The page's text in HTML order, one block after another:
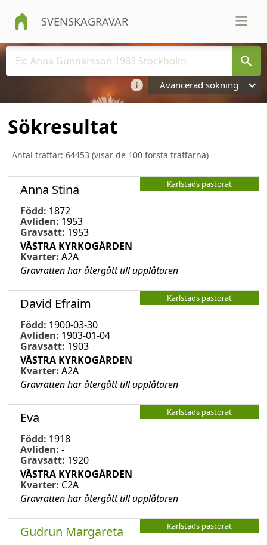
SVENSKAGRAVAR
Avancerad sökning
Sökresultat
Antal träffar: 64453 (visar de 100 första träffarna)
Karlstads pastorat
Anna Stina
Född: 1872
Avliden: 1953
Gravsatt: 1953
VÄSTRA KYRKOGÅRDEN
Kvarter: A2A
Gravrätten har återgått till upplåtaren
Karlstads pastorat
David Efraim
Född: 1900-03-30
Avliden: 1903-01-04
Gravsatt: 1903
VÄSTRA KYRKOGÅRDEN
Kvarter: A2A
Gravrätten har återgått till upplåtaren
Karlstads pastorat
Eva
Född: 1918
Avliden: -
Gravsatt: 1920
VÄSTRA KYRKOGÅRDEN
Kvarter: C2A
Gravrätten har återgått till upplåtaren
Karlstads pastorat
Gudrun Margareta